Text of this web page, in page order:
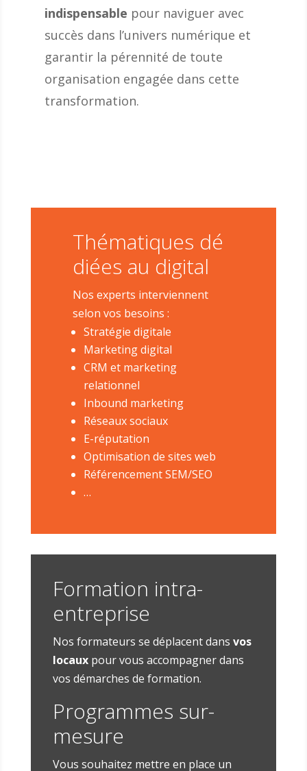
indispensable pour naviguer avec
succès dans l’univers numérique et
garantir la pérennité de toute
organisation engagée dans cette
transformation.
Thématiques dé
diées au digital
Nos experts interviennent
selon vos besoins :
Stratégie digitale
Marketing digital
CRM et marketing
relationnel
Inbound marketing
Réseaux sociaux
E-réputation
Optimisation de sites web
Référencement SEM/SEO
…
Formation intra-
entreprise
Nos formateurs se déplacent dans vos
locaux pour vous accompagner dans
vos démarches de formation.
Programmes sur-
mesure
Vous souhaitez mettre en place un